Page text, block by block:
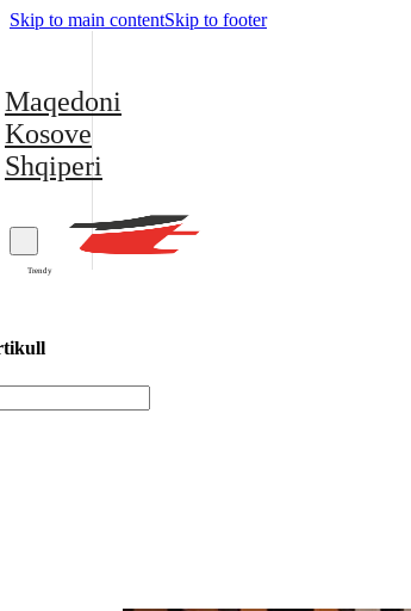
Skip to main contentSkip to footer
Maqedoni
Kosove
Shqiperi
Trendy